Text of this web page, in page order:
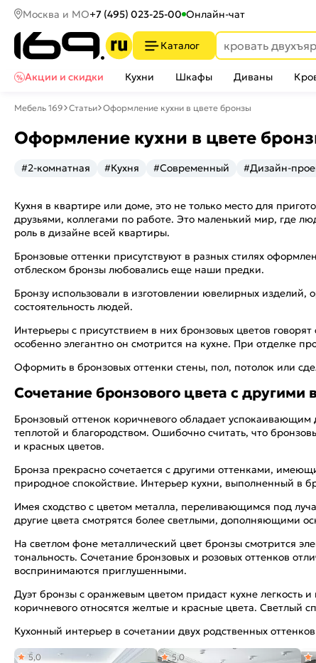
Москва и МО+7 (495) 023-25-00 Онлайн-чат
Каталог
Акции и скидки
Кухни Шкафы Диваны
Мебель 169 Статьи Оформление кухни в цвете бронзы
Оформление кухни в цвете
#2-комнатная #Кухня #Современный #Дизайн-
Кухня в квартире или доме, это не только место для
друзьями, коллегами по работе. Это маленький мир, где
роль в дизайне всей квартиры.
Бронзовые оттенки присутствуют в разных стилях
отблеском бронзы любовались еще наши предки.
Бронзу использовали в изготовлении ювелирных
состоятельность людей.
Интерьеры с присутствием в них бронзовых цветов
особенно элегантно он смотрится на кухне. При отделке
Оформить в бронзовых оттенки стены, пол, потолок или
Сочетание бронзового цвета с другими
Бронзовый оттенок коричневого обладает
теплотой и благородством. Ошибочно считать, что
и красных цветов.
Бронза прекрасно сочетается с другими оттенками,
природное спокойствие. Интерьер кухни, выполненный в
Имея сходство с цветом металла, переливающимся под
другие цвета смотрятся более светлыми, дополняющими
На светлом фоне металлический цвет бронзы смотрится
тональность. Сочетание бронзовых и розовых оттенков
воспринимаются приглушенными.
Дуэт бронзы с оранжевым цветом придаст кухне легкость
коричневого относятся желтые и красные цвета. Светлый
Кухонный интерьер в сочетании двух родственных
5,0 5,0